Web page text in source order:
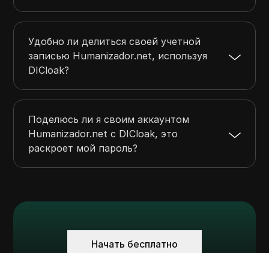
Удобно ли делиться своей учетной
записью Humanizador.net, используя
DICloak?
Поделюсь ли я своим аккаунтом
Humanizador.net с DICloak, это
раскроет мой пароль?
Начать бесплатно